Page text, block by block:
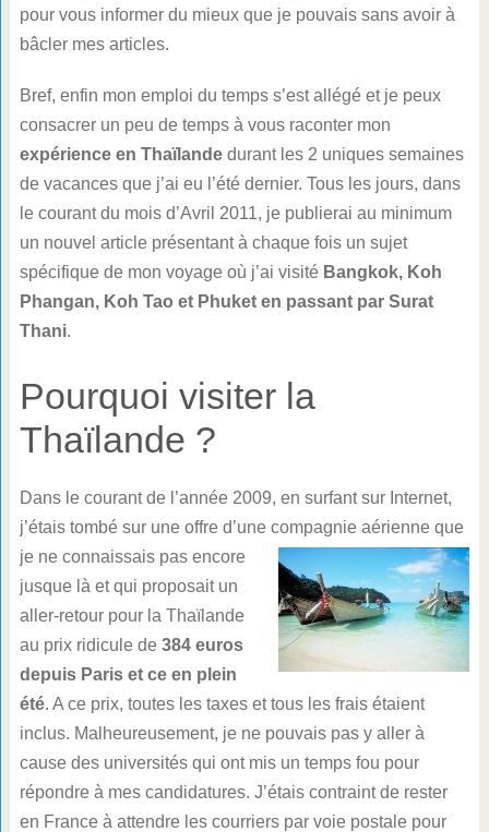
pour vous informer du mieux que je pouvais sans avoir à
bâcler mes articles.
Bref, enfin mon emploi du temps s’est allégé et je peux
consacrer un peu de temps à vous raconter mon
expérience en Thaïlandedurant les 2 uniques semaines
de vacances que j’ai eu l’été dernier. Tous les jours, dans
le courant du mois d’Avril 2011, je publierai au minimum
un nouvel article présentant à chaque fois un sujet
spécifique de mon voyage où j’ai visité Bangkok, Koh
Phangan, Koh Tao et Phuket en passant par Surat
Thani.
Pourquoi visiter la
Thaïlande ?
Dans le courant de l’année 2009, en surfant sur Internet,
j’étais tombé sur une offre d’une compagnie aérienne que
je ne connaissais pas encore
jusque là et qui proposait un
aller-retour pour la Thaïlande
au prix ridicule de 384 euros
depuis Paris et ce en plein
été. A ce prix, toutes les taxes et tous les frais étaient
inclus. Malheureusement, je ne pouvais pas y aller à
cause des universités qui ont mis un temps fou pour
répondre à mes candidatures. J’étais contraint de rester
en France à attendre les courriers par voie postale pour